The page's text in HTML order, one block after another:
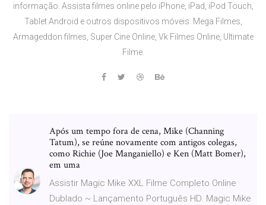
informação. Assista filmes online pelo iPhone, iPad, iPod Touch,
Tablet Android e outros dispositivos móveis. Mega Filmes,
Armageddon filmes, Super Cine Online, Vk Filmes Online, Ultimate
Filme.
Após um tempo fora de cena, Mike (Channing
Tatum), se reúne novamente com antigos colegas,
como Richie (Joe Manganiello) e Ken (Matt Bomer),
em uma
Assistir Magic Mike XXL Filme Completo Online
Dublado ~ Lançamento Português HD. Magic Mike